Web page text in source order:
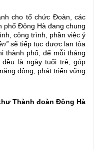
cho tổ chức Đoàn, các
phố Đông Hà đang chung
công trình, phần việc ý
sẽ tiếp tục được lan tỏa
thành phố, để mỗi tháng
là ngày tuổi trẻ, góp
động, phát triển vững
Thành đoàn Đông Hà